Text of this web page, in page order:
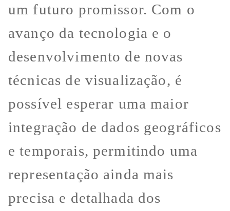
um futuro promissor. Com o
avanço da tecnologia e o
desenvolvimento de novas
técnicas de visualização, é
possível esperar uma maior
integração de dados geográficos
e temporais, permitindo uma
representação ainda mais
precisa e detalhada dos